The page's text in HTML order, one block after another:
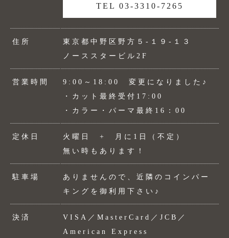
TEL 03-3310-7265
住所
東京都中野区野方５-１９-１３
ノーススタービル2F
営業時間
9:00～18:00 変更になりました♪
・カット最終受付17:00
・カラー・パーマ最終16：00
定休日
火曜日 + 月に1日（不定）
無い時もあります！
駐車場
ありませんので、近隣のコインパー
キングを御利用下さい♪
決済
VISA／MasterCard／JCB／
American Express